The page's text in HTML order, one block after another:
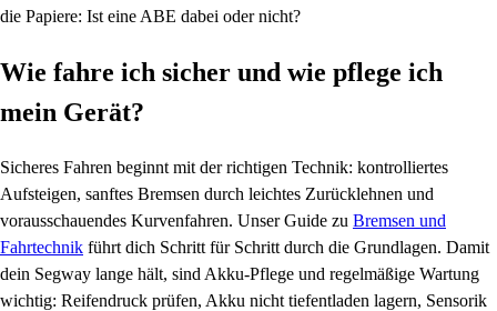
die Papiere: Ist eine ABE dabei oder nicht?
Wie fahre ich sicher und wie pflege ich
mein Gerät?
Sicheres Fahren beginnt mit der richtigen Technik: kontrolliertes
Aufsteigen, sanftes Bremsen durch leichtes Zurücklehnen und
vorausschauendes Kurvenfahren. Unser Guide zu Bremsen und
Fahrtechnik führt dich Schritt für Schritt durch die Grundlagen. Damit
dein Segway lange hält, sind Akku-Pflege und regelmäßige Wartung
wichtig: Reifendruck prüfen, Akku nicht tiefentladen lagern, Sensorik